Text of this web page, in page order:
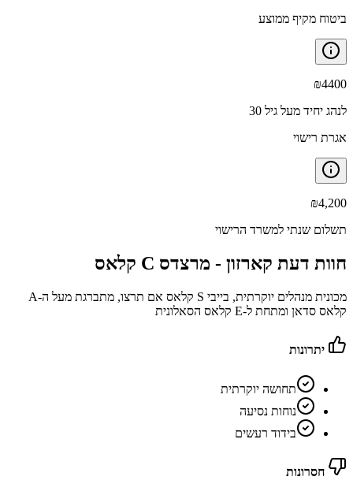
ביטוח מקיף ממוצע
₪4400
לנהג יחיד מעל גיל 30
אגרת רישוי
₪4,200
תשלום שנתי למשרד הרישוי
חוות דעת קארזון - מרצדס C קלאס
מכונית מנהלים יוקרתית, בייבי S קלאס אם תרצו, מתברגת מעל ה-A
קלאס סדאן ומתחת ל-E קלאס הסאלונית
יתרונות
תחושה יוקרתית
נוחות נסיעה
בידוד רעשים
חסרונות